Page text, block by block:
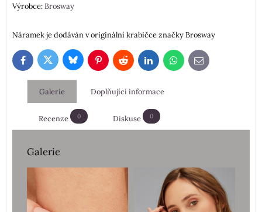
Výrobce:Brosway
Náramek je dodáván v originální krabičce značky Brosway
FacebookTwitterBlueskyPinterestRedditLinkedInWhatsApp
E-
mail
Galerie Doplňující informace
Recenze 0 Diskuse 0
Galerie